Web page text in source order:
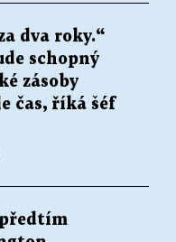
dva roky.“
schopný
zásoby
čas, říká šéf